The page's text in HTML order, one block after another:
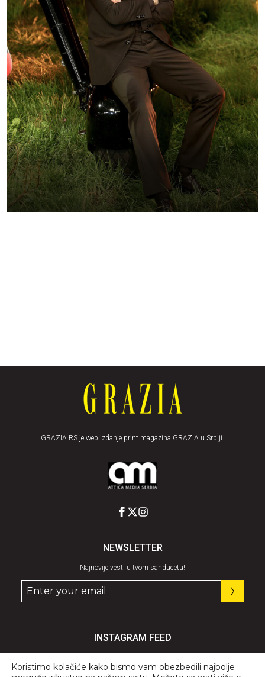
GRAZIA.RS je web izdanje print magazina GRAZIA u Srbiji.
NEWSLETTER
Najnovije vesti u tvom sanducetu!
INSTAGRAM FEED
Koristimo kolačiće kako bismo vam obezbedili najbolje